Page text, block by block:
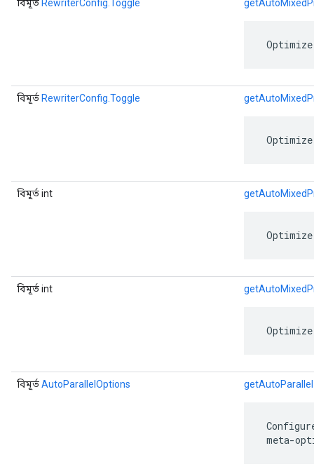
বিমূর্ত RewriterConfig.Toggle
বিমূর্ত RewriterConfig.Toggle
বিমূর্ত int
বিমূর্ত int
বিমূর্তAutoParallelOptions getAutoParallel
meta-